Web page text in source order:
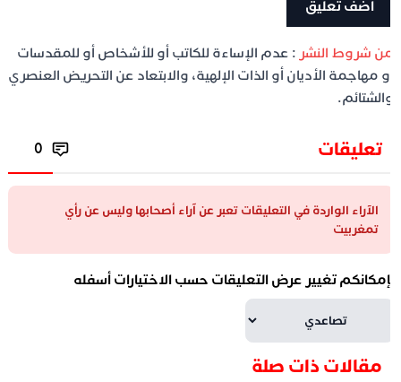
شروط النشر: عدم الإساءة للكاتب أو للأشخاص أو للمقدسات
مهاجمة الأديان أو الذات الإلهية، والابتعاد عن التحريض العنصري
تعليقات 0
الآراء الواردة في التعليقات تعبر عن آراء أصحابها وليس عن رأي
تمغربيت
تغيير عرض التعليقات حسب الاختيارات أسفله
مقالات ذات صلة